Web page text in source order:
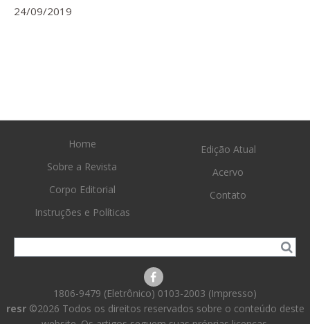
24/09/2019
Home
Sobre a Revista
Corpo Editorial
Instruções e Políticas
Edição Atual
Acervo
Contato
1806-9479 (Eletrônico) 0103-2003 (Impresso)
resr ©2026 Todos os direitos reservados sobre o conteúdo deste